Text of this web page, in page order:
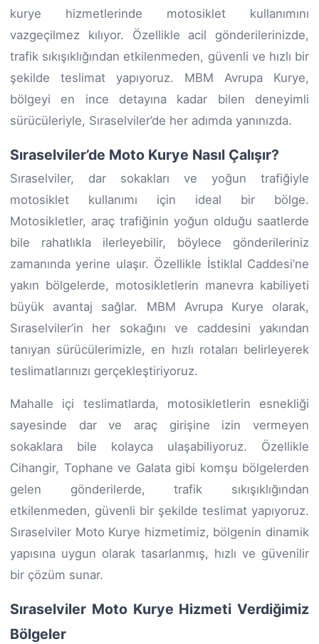
kurye hizmetlerinde motosiklet kullanımını
vazgeçilmez kılıyor. Özellikle acil gönderilerinizde,
trafik sıkışıklığından etkilenmeden, güvenli ve hızlı bir
şekilde teslimat yapıyoruz. MBM Avrupa Kurye,
bölgeyi en ince detayına kadar bilen deneyimli
sürücüleriyle, Sıraselviler’de her adımda yanınızda.
Sıraselviler’de Moto Kurye Nasıl Çalışır?
Sıraselviler, dar sokakları ve yoğun trafiğiyle
motosiklet kullanımı için ideal bir bölge.
Motosikletler, araç trafiğinin yoğun olduğu saatlerde
bile rahatlıkla ilerleyebilir, böylece gönderileriniz
zamanında yerine ulaşır. Özellikle İstiklal Caddesi’ne
yakın bölgelerde, motosikletlerin manevra kabiliyeti
büyük avantaj sağlar. MBM Avrupa Kurye olarak,
Sıraselviler’in her sokağını ve caddesini yakından
tanıyan sürücülerimizle, en hızlı rotaları belirleyerek
teslimatlarınızı gerçekleştiriyoruz.
Mahalle içi teslimatlarda, motosikletlerin esnekliği
sayesinde dar ve araç girişine izin vermeyen
sokaklara bile kolayca ulaşabiliyoruz. Özellikle
Cihangir, Tophane ve Galata gibi komşu bölgelerden
gelen gönderilerde, trafik sıkışıklığından
etkilenmeden, güvenli bir şekilde teslimat yapıyoruz.
Sıraselviler Moto Kurye hizmetimiz, bölgenin dinamik
yapısına uygun olarak tasarlanmış, hızlı ve güvenilir
bir çözüm sunar.
Sıraselviler Moto Kurye Hizmeti Verdiğimiz
Bölgeler